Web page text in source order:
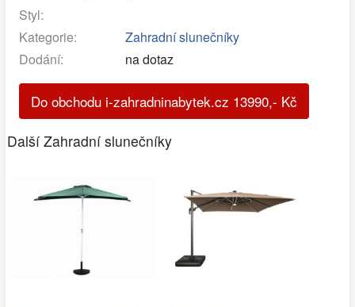
Styl:
Kategorie:
Zahradní slunečníky
Dodání:
na dotaz
Do obchodu i-zahradninabytek.cz 13990,- Kč
Další Zahradní slunečníky